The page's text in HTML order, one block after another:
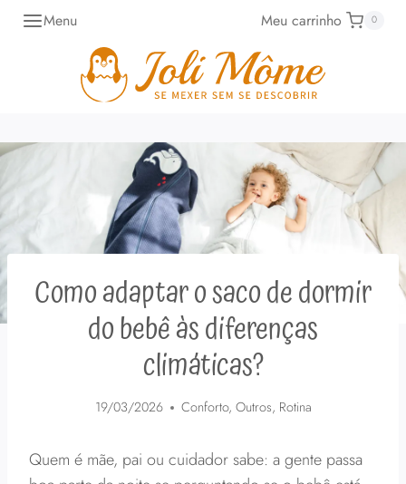
Pular Menu Meu carrinho 0
Como adaptar o saco de dormir
do bebê às diferenças
climáticas?
19/03/2026 Conforto, Outros, Rotina
Quem é mãe, pai ou cuidador sabe: a gente passa